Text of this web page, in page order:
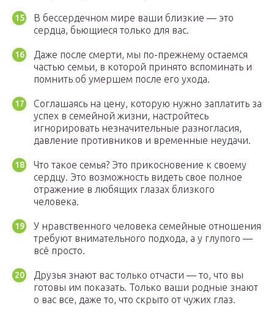
В бессердечном мире ваши близкие — это
сердца, бьющиеся только для вас.
Даже после смерти, мы по-прежнему остаемся
частью семьи, в которой принято вспоминать и
помнить об умершем после его ухода.
Соглашаясь на цену, которую нужно заплатить за
успех в семейной жизни, настройтесь
игнорировать незначительные разногласия,
давление противников и временные неудачи.
Что такое семья? Это прикосновение к своему
сердцу. Это возможность видеть свое полное
отражение в любящих глазах близкого
человека.
У нравственного человека семейные отношения
требуют внимательного подхода, а у глупого —
всё просто.
Друзья знают вас только отчасти — то, что вы
готовы им показать. Только ваши родные знают
о вас все, даже то, что скрыто от чужих глаз.